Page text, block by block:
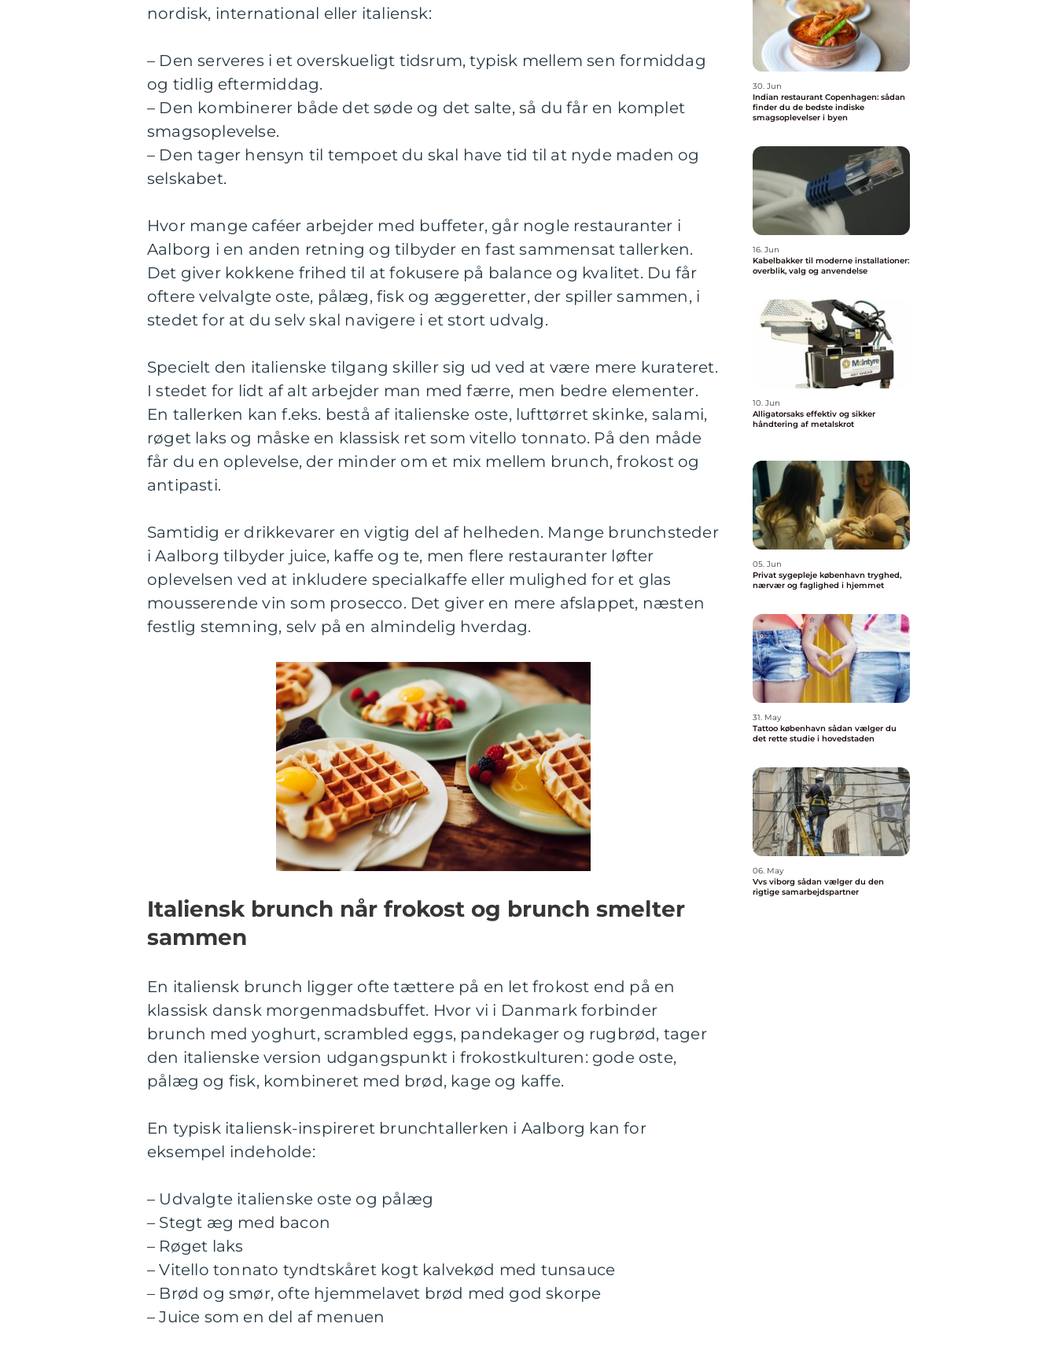
nordisk, international eller italiensk:
– Den serveres i et overskueligt tidsrum, typisk mellem sen formiddag
og tidlig eftermiddag.
– Den kombinerer både det søde og det salte, så du får en komplet
smagsoplevelse.
– Den tager hensyn til tempoet du skal have tid til at nyde maden og
selskabet.
Hvor mange caféer arbejder med buffeter, går nogle restauranter i
Aalborg i en anden retning og tilbyder en fast sammensat tallerken.
Det giver kokkene frihed til at fokusere på balance og kvalitet. Du får
oftere velvalgte oste, pålæg, fisk og æggeretter, der spiller sammen, i
stedet for at du selv skal navigere i et stort udvalg.
Specielt den italienske tilgang skiller sig ud ved at være mere kurateret.
I stedet for lidt af alt arbejder man med færre, men bedre elementer.
En tallerken kan f.eks. bestå af italienske oste, lufttørret skinke, salami,
røget laks og måske en klassisk ret som vitello tonnato. På den måde
får du en oplevelse, der minder om et mix mellem brunch, frokost og
antipasti.
Samtidig er drikkevarer en vigtig del af helheden. Mange brunchsteder
i Aalborg tilbyder juice, kaffe og te, men flere restauranter løfter
oplevelsen ved at inkludere specialkaffe eller mulighed for et glas
mousserende vin som prosecco. Det giver en mere afslappet, næsten
festlig stemning, selv på en almindelig hverdag.
Italiensk brunch når frokost og brunch smelter
sammen
En italiensk brunch ligger ofte tættere på en let frokost end på en
klassisk dansk morgenmadsbuffet. Hvor vi i Danmark forbinder
brunch med yoghurt, scrambled eggs, pandekager og rugbrød, tager
den italienske version udgangspunkt i frokostkulturen: gode oste,
pålæg og fisk, kombineret med brød, kage og kaffe.
En typisk italiensk-inspireret brunchtallerken i Aalborg kan for
eksempel indeholde:
– Udvalgte italienske oste og pålæg
– Stegt æg med bacon
– Røget laks
– Vitello tonnato tyndtskåret kogt kalvekød med tunsauce
– Brød og smør, ofte hjemmelavet brød med god skorpe
– Juice som en del af menuen
30. Jun
Indian restaurant Copenhagen: sådan
finder du de bedste indiske
smagsoplevelser i byen
16. Jun
Kabelbakker til moderne installationer:
overblik, valg og anvendelse
10. Jun
Alligatorsaks effektiv og sikker
håndtering af metalskrot
05. Jun
Privat sygepleje københavn tryghed,
nærvær og faglighed i hjemmet
31. May
Tattoo københavn sådan vælger du
det rette studie i hovedstaden
06. May
Vvs viborg sådan vælger du den
rigtige samarbejdspartner